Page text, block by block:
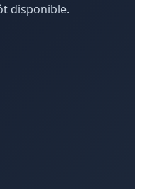
disponible.